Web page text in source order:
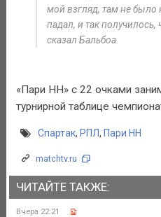
мой взгляд, там не
падал, и так получилось,
сказал Бальбоа.
«Пари НН» с 22 очками
турнирной таблице
Спартак, РПЛ, Пари НН
matchtv.ru
ЧИТАЙТЕ ТАКЖЕ:
Вчера 22:21